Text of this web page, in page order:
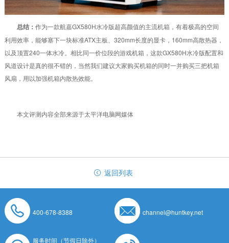
总结： 作为一款航嘉GX580H水冷版超高颜值的主流机箱，有着极高的空间
利用效率，能够塞下一块标准ATX主板、320mm长度的显卡，160mm高散热器，
以及顶置240一体水冷。相比同一价位段的游戏机箱，这款GX580H水冷版配置和
风道设计是真的很不错的，当然我们建议大家购买机箱的同时一并购买三把机箱
风扇，用以加强机箱内散热效能。
本文评测内容全部来源于太平洋电脑网媒体
返回列表
400-678-8388 channel@huntkey.net
服务时间（节假日除外）